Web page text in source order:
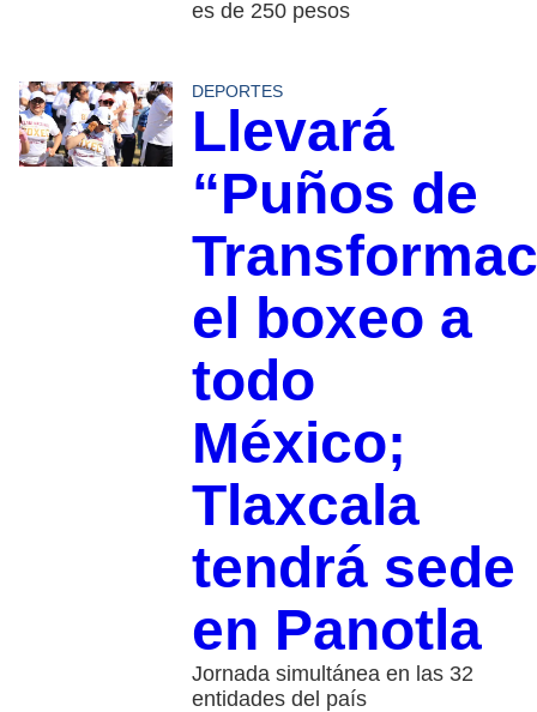
es de 250 pesos
DEPORTES
Llevará
“Puños de
el boxeo a
todo
México;
Tlaxcala
tendrá sede
en Panotla
Jornada simultánea en las 32
entidades del país